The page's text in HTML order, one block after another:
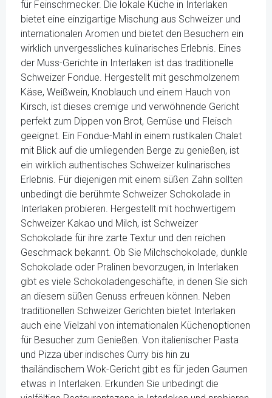
für Feinschmecker. Die lokale Küche in Interlaken
bietet eine einzigartige Mischung aus Schweizer und
internationalen Aromen und bietet den Besuchern ein
wirklich unvergessliches kulinarisches Erlebnis. Eines
der Muss-Gerichte in Interlaken ist das traditionelle
Schweizer Fondue. Hergestellt mit geschmolzenem
Käse, Weißwein, Knoblauch und einem Hauch von
Kirsch, ist dieses cremige und verwöhnende Gericht
perfekt zum Dippen von Brot, Gemüse und Fleisch
geeignet. Ein Fondue-Mahl in einem rustikalen Chalet
mit Blick auf die umliegenden Berge zu genießen, ist
ein wirklich authentisches Schweizer kulinarisches
Erlebnis. Für diejenigen mit einem süßen Zahn sollten
unbedingt die berühmte Schweizer Schokolade in
Interlaken probieren. Hergestellt mit hochwertigem
Schweizer Kakao und Milch, ist Schweizer
Schokolade für ihre zarte Textur und den reichen
Geschmack bekannt. Ob Sie Milchschokolade, dunkle
Schokolade oder Pralinen bevorzugen, in Interlaken
gibt es viele Schokoladengeschäfte, in denen Sie sich
an diesem süßen Genuss erfreuen können. Neben
traditionellen Schweizer Gerichten bietet Interlaken
auch eine Vielzahl von internationalen Küchenoptionen
für Besucher zum Genießen. Von italienischer Pasta
und Pizza über indisches Curry bis hin zu
thailändischem Wok-Gericht gibt es für jeden Gaumen
etwas in Interlaken. Erkunden Sie unbedingt die